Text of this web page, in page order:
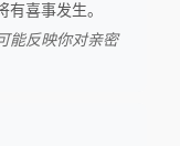
喜事发生。
能反映你对亲密